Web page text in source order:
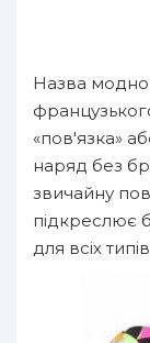
Назва
«пов'язка»
наряд без
звичайну
підкреслює
для всіх